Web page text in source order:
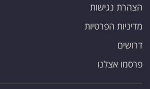
הצהרת נגישות
מדיניות הפרטיות
דרושים
פרסמו אצלנו